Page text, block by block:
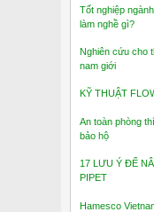
Tốt nghiệp
làm nghề gì?
Nghiên cứu cho
nam giới
KỸ THUẬT
An toàn phòng
bảo hộ
17 LƯU Ý ĐỂ
PIPET
Hamesco